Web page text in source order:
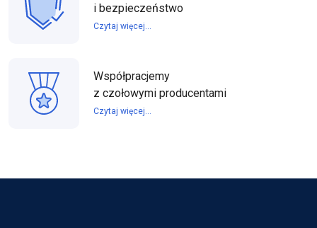
i bezpieczeństwo
Czytaj więcej...
Współpracjemy
z czołowymi producentami
Czytaj więcej...